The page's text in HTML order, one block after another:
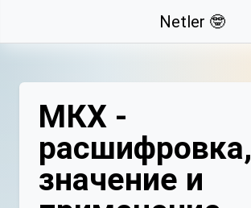
Netler 🤓
МКХ -
расшифровка,
значение и